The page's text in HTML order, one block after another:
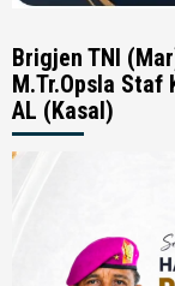
Brigjen TNI
M.Tr.Opsla Staf
AL (Kasal)